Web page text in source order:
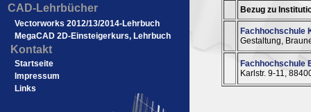
CAD-Lehrbücher
Vectorworks 2012/13/2014-Lehrbuch
MegaCAD 2D-Einsteigerkurs, Lehrbuch
Kontakt
Startseite
Impressum
Links
Bezug zu
Fachhochschule
Gestaltung,
Fachhochschule
Karlstr. 9-11,